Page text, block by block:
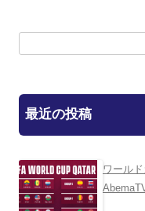
索:
最近の投稿
ワール